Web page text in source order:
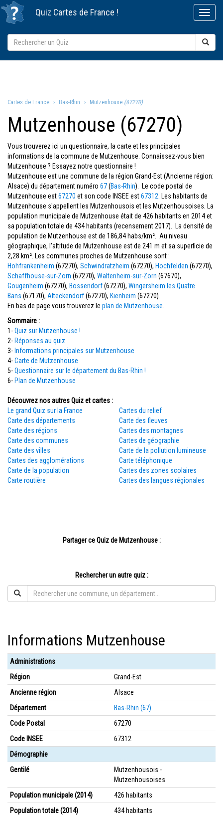
Quiz Cartes de France !
Cartes de France Bas-Rhin Mutzenhouse (67270)
Mutzenhouse (67270)
Vous trouverez ici un questionnaire, la carte et les principales
informations de la commune de Mutzenhouse. Connaissez-vous bien
Mutzenhouse ? Essayez notre questionnaire !
Mutzenhouse est une commune de la région Grand-Est (Ancienne région:
Alsace) du département numéro 67(Bas-Rhin). Le code postal de
Mutzenhouse est67270 et son code INSEE est67312 . Les habitants de
Mutzenhouse s'appellent les Mutzenhousois et les Mutzenhousoises. La
population municipale de Mutzenhouse était de 426 habitants en 2014 et
sa population totale de 434 habitants (recensement 2017). La densité de
population de Mutzenhouse est de 186,84 habs/km². Au niveau
géographique, l'altitude de Mutzenhouse est de 241 m et sa superficie de
2,28 km². Les communes proches de Mutzenhouse sont :
Hohfrankenheim (67270), Schwindratzheim (67270), Hochfelden (67270),
Schaffhouse-sur-Zorn (67270), Waltenheim-sur-Zorn (67670),
Gougenheim (67270), Bossendorf(67270), Wingersheim les Quatre
Bans (67170), Alteckendorf(67270), Kienheim (67270).
En bas de page vous trouverez le plan de Mutzenhouse
Sommaire :
1-Quiz sur Mutzenhouse !
2- Réponses au quiz
3- Informations principales sur Mutzenhouse
4-Carte de Mutzenhouse
5-Questionnaire sur le département du Bas-Rhin !
6- Plan de Mutzenhouse
Découvrez nos autres Quiz et cartes :
Le grand Quiz sur la France
Carte des départements
Carte des régions
Carte des communes
Carte des villes
Cartes des agglomérations
Carte de la population
Carte routière
Cartes du relief
Carte des fleuves
Cartes des montagnes
Cartes de géographie
Carte de la pollution lumineuse
Carte téléphonique
Cartes des zones scolaires
Cartes des langues régionales
Partager ce Quiz de Mutzenhouse :
Rechercher un autre quiz :
Informations Mutzenhouse
Administrations
Région
Grand-Est
Ancienne région
Alsace
Département
Bas-Rhin (67)
Code Postal
67270
Code INSEE
67312
Démographie
Gentilé
Mutzenhousois -
Mutzenhousoises
Population municipale (2014)
426 habitants
Population totale (2014)
434 habitants